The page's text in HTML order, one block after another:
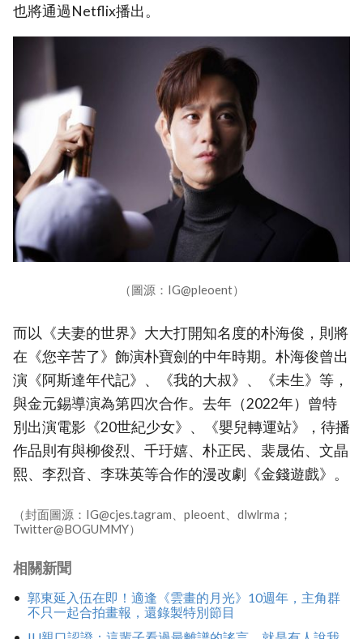
也將通過Netflix播出。
（圖源：IG@pleoent）
而以《夫妻的世界》大大打開知名度的朴海俊，則將
在《您辛苦了》飾演朴寶劍的中年時期。朴海俊曾出
演《阿斯達年代記》、《我的大叔》、《未生》等，
與金元錫導演為第四次合作。去年（2022年）曾特
別出演電影《20世紀少女》、《嬰兒轉運站》，待播
作品則有與柳俊烈、千玗嬉、朴正民、裴晟佑、文晶
熙、李烈音、李珠英等合作的漫改劇《金錢遊戲》。
（封面圖源：IG@cjes.tagram、pleoent、dlwlrma；
Twitter@BOGUMMY）
相關新聞
郭東延入伍在即！適逢《雲畫的月光》10週年，主角群
不只一起合拍畫報，還錄製特別節目